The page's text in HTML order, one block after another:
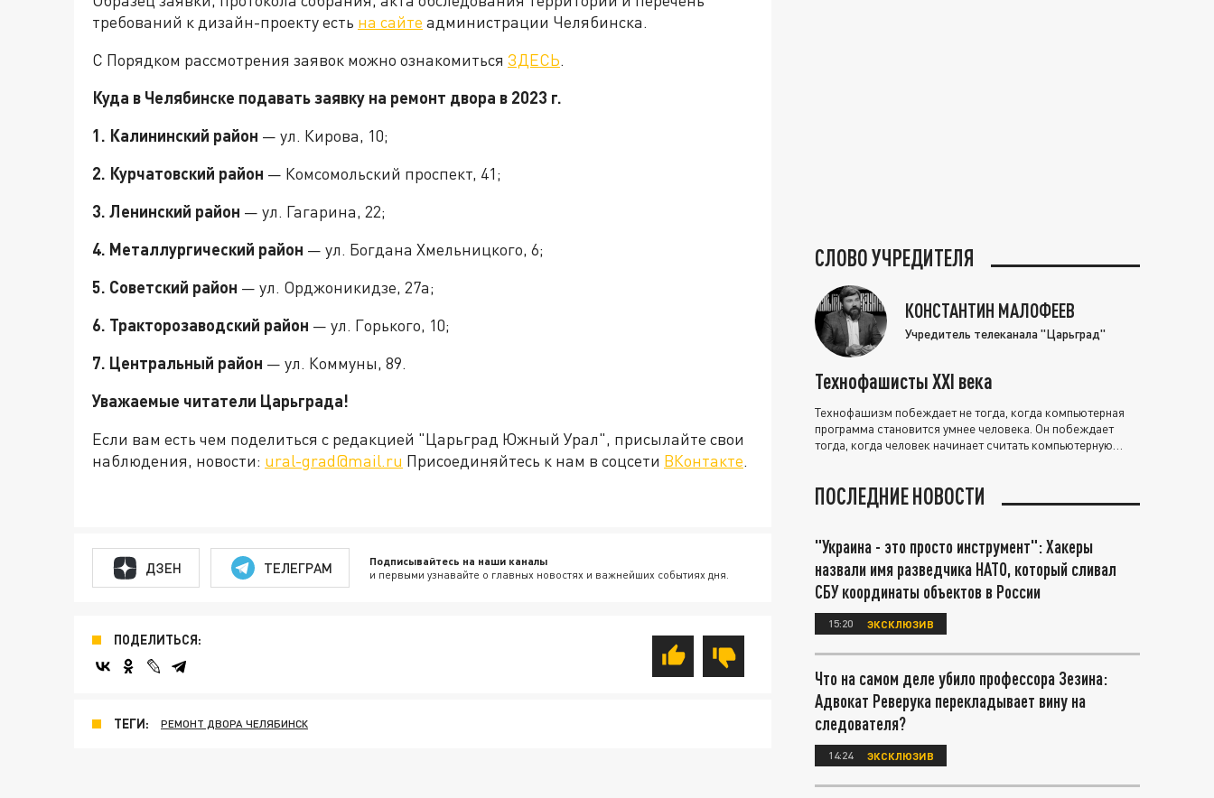
требований к дизайн-проекту есть на сайте администрации Челябинска.
С Порядком рассмотрения заявок можно ознакомиться ЗДЕСЬ.
Куда в Челябинске подавать заявку на ремонт двора в 2023 г.
1. Калининский район — ул. Кирова, 10;
2. Курчатовский район — Комсомольский проспект, 41;
3. Ленинский район — ул. Гагарина, 22;
4. Металлургический район — ул. Богдана Хмельницкого, 6;
5. Советский район — ул. Орджоникидзе, 27а;
6. Тракторозаводский район — ул. Горького, 10;
7. Центральный район — ул. Коммуны, 89.
Уважаемые читатели Царьграда!
Если вам есть чем поделиться с редакцией "Царьград Южный Урал", присылайте свои
наблюдения, новости: ural-grad@mail.ru Присоединяйтесь к нам в соцсети ВКонтакте.
ДЗЕН ТЕЛЕГРАМ Подписывайтесь на наши каналы
и первыми узнавайте о главных новостях и важнейших событиях дня.
ПОДЕЛИТЬСЯ:
ТЕГИ: РЕМОНТ ДВОРА ЧЕЛЯБИНСК
СЛОВО УЧРЕДИТЕЛЯ
КОНСТАНТИН МАЛОФЕЕВ
Учредитель телеканала "Царьград"
Технофашисты XXI века
Технофашизм побеждает не тогда, когда компьютерная
программа становится умнее человека. Он побеждает
тогда, когда человек начинает считать компьютерную
ПОСЛЕДНИЕ НОВОСТИ
"Украина - это просто инструмент": Хакеры
назвали имя разведчика НАТО, который сливал
СБУ координаты объектов в России
15:20 ЭКСКЛЮЗИВ
Что на самом деле убило профессора Зезина:
Адвокат Реверука перекладывает вину на
следователя?
14:24 ЭКСКЛЮЗИВ